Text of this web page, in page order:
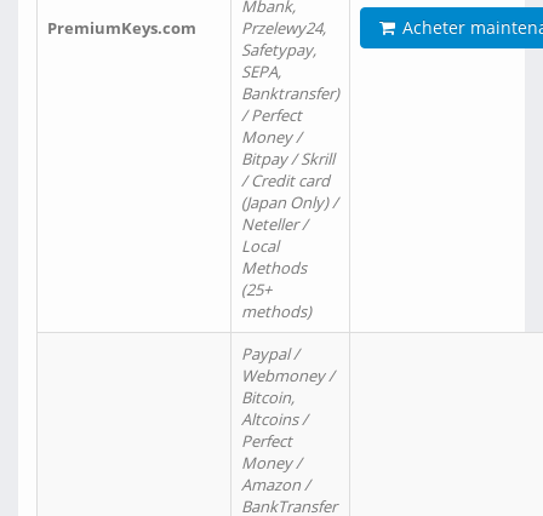
PremiumKeys.com
Mbank,
Przelewy24,
Safetypay,
SEPA,
Banktransfer)
/ Perfect
Money /
Bitpay / Skrill
/ Credit card
(Japan Only) /
Neteller /
Local
Methods
(25+
methods)
Acheter
Paypal /
Webmoney /
Bitcoin,
Altcoins /
Perfect
Money /
Amazon /
BankTransfer